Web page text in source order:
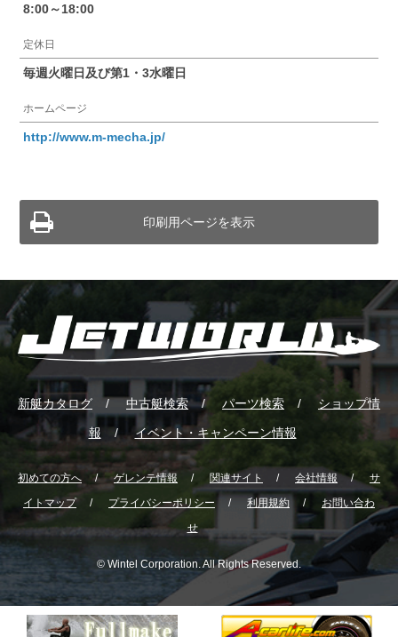
8:00～18:00
定休日
毎週火曜日及び第1・3水曜日
ホームページ
http://www.m-mecha.jp/
印刷用ページを表示
新艇カタログ 中古艇検索 パーツ検索 ショップ情
報 イベント・キャンペーン情報
初めての方へ ゲレンテ情報 関連サイト 会社情報
サ
イトマップ
プライバシーポリシー 利用規約
お問い合わ
せ
© Wintel Corporation. All Rights Reserved.